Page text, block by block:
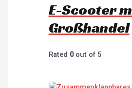
E-Scooter
Großhandel
Rated 0out of 5